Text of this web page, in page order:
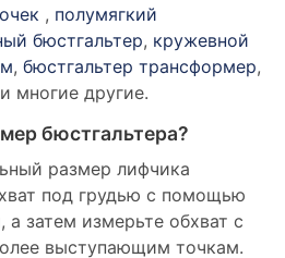
, полумягкий
бюстгальтер, кружевной
, бюстгальтер трансформер,
и многие другие.
бюстгальтера?
размер лифчика
под грудью с помощью
затем измерьте обхват с
выступающим точкам.